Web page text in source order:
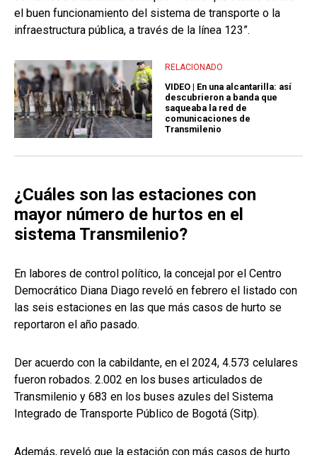
el buen funcionamiento del sistema de transporte o la
infraestructura pública, a través de la línea 123”.
RELACIONADO
VIDEO | En una alcantarilla: así
descubrieron a banda que
saqueaba la red de
comunicaciones de
Transmilenio
¿Cuáles son las estaciones con
mayor número de hurtos en el
sistema Transmilenio?
En labores de control político, la concejal por el Centro
Democrático Diana Diago reveló en febrero el listado con
las seis estaciones en las que más casos de hurto se
reportaron el año pasado.
Der acuerdo con la cabildante, en el 2024, 4.573 celulares
fueron robados. 2.002 en los buses articulados de
Transmilenio y 683 en los buses azules del Sistema
Integrado de Transporte Público de Bogotá (Sitp).
Además, reveló que la estación con más casos de hurto